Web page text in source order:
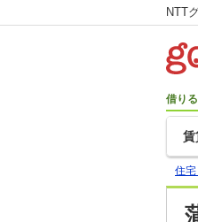
NTT
借りる
賃
住